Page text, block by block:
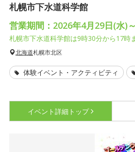
札幌市下水道科学館
営業期間：2026年4月29日(水)
札幌市下水道科学館は9時30分から17時
北海道札幌市北区
体験イベント・アクティビティ
イベント詳細 トップ